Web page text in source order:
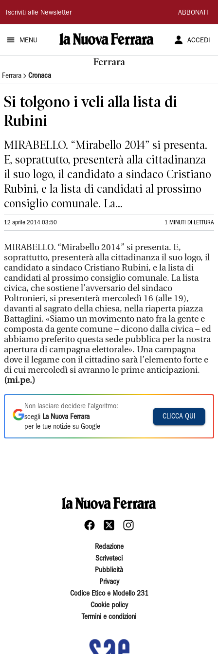
La
Nuova
Ferrara
Iscriviti alle Newsletter ABBONATI
MENU ACCEDI
Ferrara
Ferrara Cronaca
Si tolgono i veli alla lista di
Rubini
MIRABELLO. “Mirabello 2014” si presenta.
E, soprattutto, presenterà alla cittadinanza
il suo logo, il candidato a sindaco Cristiano
Rubini, e la lista di candidati al prossimo
consiglio comunale. La...
12 aprile 2014 03:50 1 MINUTI DI LETTURA
MIRABELLO. “Mirabello 2014” si presenta. E,
soprattutto, presenterà alla cittadinanza il suo logo, il
candidato a sindaco Cristiano Rubini, e la lista di
candidati al prossimo consiglio comunale. La lista
civica, che sostiene l’avversario del sindaco
Poltronieri, si presenterà mercoledì 16 (alle 19),
davanti al sagrato della chiesa, nella riaperta piazza
Battaglini. «Siamo un movimento nato fra la gente e
composta da gente comune – dicono dalla civica – ed
abbiamo preferito questa sede pubblica per la nostra
apertura di campagna elettorale». Una campagna
dove il legame con il cittadino sarà l’elemento forte e
di cui mercoledì si avranno le prime anticipazioni.
(mi.pe.)
Non lasciare decidere l'algoritmo:
scegli La Nuova Ferrara
per le tue notizie su Google
CLICCA QUI
Redazione
Scriveteci
Pubblicità
Privacy
Codice Etico e Modello 231
Cookie policy
Termini e condizioni